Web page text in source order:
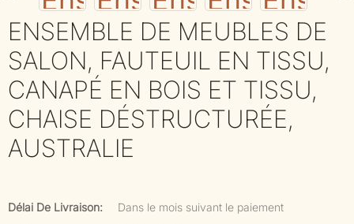
ENSEMBLE DE MEUBLES DE
SALON, FAUTEUIL EN TISSU,
CANAPÉ EN BOIS ET TISSU,
CHAISE DÉSTRUCTURÉE,
AUSTRALIE
Délai De Livraison:
Dans le mois suivant le paiement